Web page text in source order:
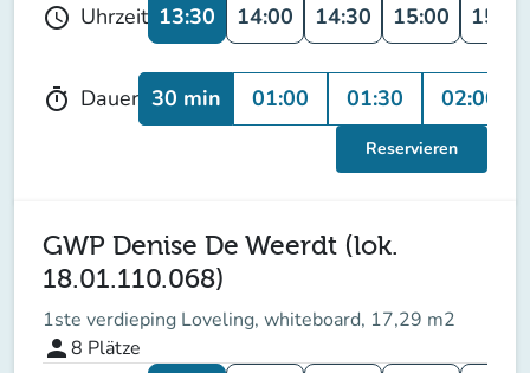
schedule Uhrzeit 13:30 14:00 14:30 15:00 15:30
timer Dauer 30 min 01:00 01:30 02:00
Reservieren
GWP Denise De Weerdt (lok.
18.01.110.068)
1ste verdieping Loveling, whiteboard, 17,29 m2
person8 Plätze